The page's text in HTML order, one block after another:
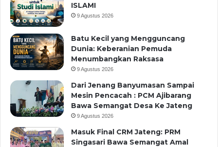
ISLAMI
9 Agustus 2026
Batu Kecil yang Mengguncang
Dunia: Keberanian Pemuda
Menumbangkan Raksasa
9 Agustus 2026
Dari Jenang Banyumasan Sampai
Mesin Pencacah : PCM Ajibarang
Bawa Semangat Desa Ke Jateng
9 Agustus 2026
Masuk Final CRM Jateng: PRM
Singasari Bawa Semangat Amal